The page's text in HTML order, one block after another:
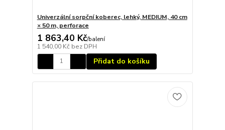
Univerzální sorpční koberec, lehký, MEDIUM, 40 cm
× 50 m, perforace
1 863,40 Kč/balení
1 540,00 Kč bez DPH
Přidat do košíku